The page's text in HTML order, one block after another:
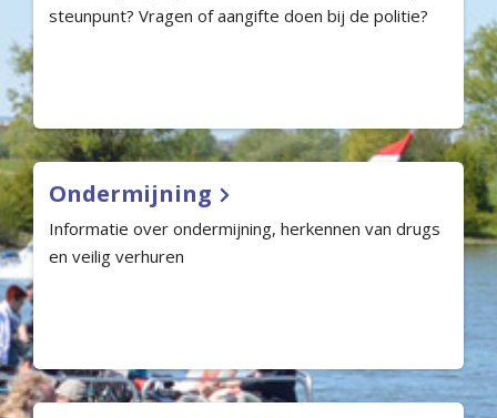
steunpunt? Vragen of aangifte doen bij de politie?
Ondermijning
Informatie over ondermijning, herkennen van drugs
en veilig verhuren